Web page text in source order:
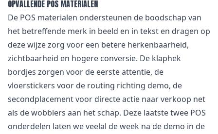
OPVALLENDE POS MATERIALEN
De POS materialen ondersteunen de boodschap van
het betreffende merk in beeld en in tekst en dragen op
deze wijze zorg voor een betere herkenbaarheid,
zichtbaarheid en hogere conversie. De klaphek
bordjes zorgen voor de eerste attentie, de
vloerstickers voor de routing richting demo, de
secondplacement voor directe actie naar verkoop net
als de wobblers aan het schap. Deze laatste twee POS
onderdelen laten we veelal de week na de demo in de